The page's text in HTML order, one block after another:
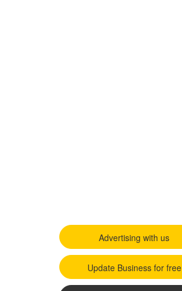
Advertising with us
Update Business for free